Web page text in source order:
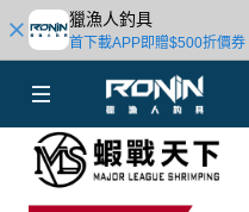
獵漁人釣具
首下載APP即贈$500折價券